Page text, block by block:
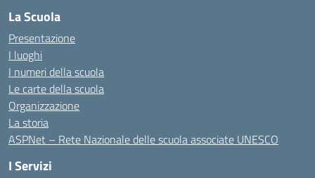
La Scuola
Presentazione
I luoghi
I numeri della scuola
Le carte della scuola
Organizzazione
La storia
ASPNet – Rete Nazionale delle scuola associate UNESCO
I Servizi